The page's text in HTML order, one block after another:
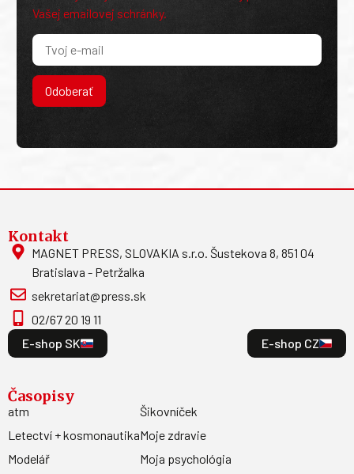
Vašej emailovej schránky.
Odoberať
Kontakt
MAGNET PRESS, SLOVAKIA s.r.o. Šustekova 8, 851 04
Bratislava - Petržalka
sekretariat@press.sk
02/67 20 19 11
E-shop SK
E-shop CZ
Časopisy
atm
Letectví + kosmonautika
Modelář
Šikovníček
Moje zdravie
Moja psychológia